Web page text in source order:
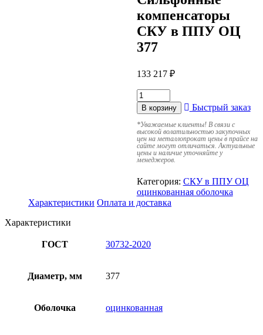
компенсаторы
СКУ в ППУ ОЦ
377
133 217 ₽
В корзину Быстрый заказ
*Уважаемые клиенты! В связи с
высокой волатильностью закупочных
цен на металлопрокат цены в прайсе на
сайте могут отличаться. Актуальные
цены и наличие уточняйте у
менеджеров.
Категория: СКУ в ППУ ОЦ
оцинкованная оболочка
Характеристики Оплата и доставка
Характеристики
ГОСТ 30732-2020
Диаметр, мм 377
Оболочка оцинкованная